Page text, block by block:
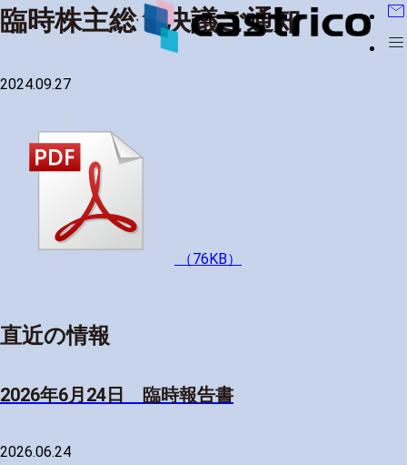
mail
menu
臨時株主総会決議ご通知
2024.09.27
（76KB）
直近の情報
2026年6月24日 臨時報告書
2026.06.24